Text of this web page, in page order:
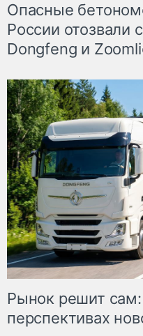
Опасные
России отозвали
Dongfeng и
Рынок решит
перспективах